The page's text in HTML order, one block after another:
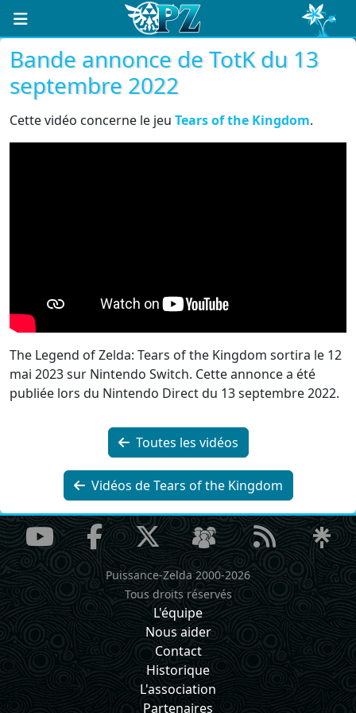
Bande annonce de TotK du 13
septembre 2022
Cette vidéo concerne le jeu Tears of the Kingdom.
The Legend of Zelda: Tears of the Kingdom sortira le 12
mai 2023 sur Nintendo Switch. Cette annonce a été
publiée lors du Nintendo Direct du 13 septembre 2022.
Toutes les vidéos
Vidéos de Tears of the Kingdom
Puissance-Zelda 2000-2026
Tous droits réservés
L'équipe
Nous aider
Contact
Historique
L'association
Partenaires